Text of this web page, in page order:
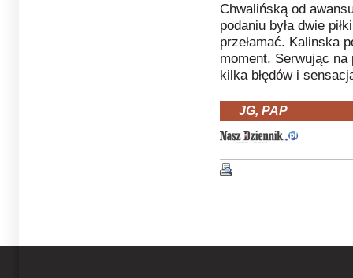
Chwalińską od
podaniu była dwie
przełamać. Kalinska
moment. Serwując na
kilka błędów i
JG, PAP